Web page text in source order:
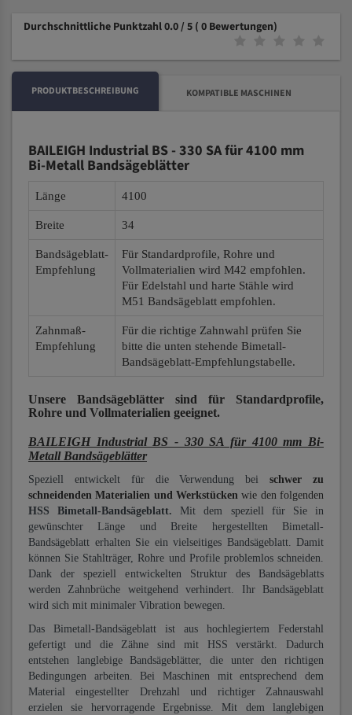
Durchschnittliche Punktzahl 0.0 / 5 ( 0 Bewertungen)
PRODUKTBESCHREIBUNG KOMPATIBLE MASCHINEN
BAILEIGH Industrial BS - 330 SA für 4100 mm
Bi-Metall Bandsägeblätter
Länge 4100
Breite 34
Bandsägeblatt-
Empfehlung
Für Standardprofile, Rohre und
Vollmaterialien wird M42 empfohlen.
Für Edelstahl und harte Stähle wird
M51 Bandsägeblatt empfohlen.
Zahnmaß-
Empfehlung
Für die richtige Zahnwahl prüfen Sie
bitte die unten stehende Bimetall-
Bandsägeblatt-Empfehlungstabelle.
Unsere Bandsägeblätter sind für Standardprofile,
Rohre und Vollmaterialien geeignet.
BAILEIGH Industrial BS - 330 SA für 4100 mm Bi-
Metall Bandsägeblätter
Speziell entwickelt für die Verwendung beischwer zu
schneidenden Materialien und Werkstücken wie den folgenden
HSS Bimetall-Bandsägeblatt. Mit dem speziell für Sie in
gewünschter Länge und Breite hergestellten Bimetall-
Bandsägeblatt erhalten Sie ein vielseitiges Bandsägeblatt. Damit
können Sie Stahlträger, Rohre und Profile problemlos schneiden.
Dank der speziell entwickelten Struktur des Bandsägeblatts
werden Zahnbrüche weitgehend verhindert. Ihr Bandsägeblatt
wird sich mit minimaler Vibration bewegen.
Das Bimetall-Bandsägeblatt ist aus hochlegiertem Federstahl
gefertigt und die Zähne sind mit HSS verstärkt. Dadurch
entstehen langlebige Bandsägeblätter, die unter den richtigen
Bedingungen arbeiten. Bei Maschinen mit entsprechend dem
Material eingestellter Drehzahl und richtiger Zahnauswahl
erzielen sie hervorragende Ergebnisse. Mit dem langlebigen